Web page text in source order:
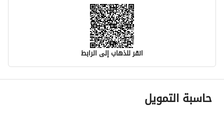
انقر للذهاب إلى الرابط
معلومات مسؤول الإعلان
اسم المسؤول
حاسبة التمويل